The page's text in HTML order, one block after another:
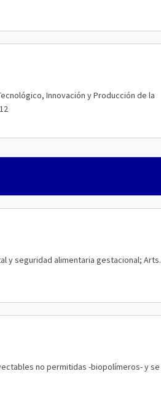
Innovación y Producción de la
y seguridad alimentaria gestacional; Arts.
no permitidas -biopolímeros- y se